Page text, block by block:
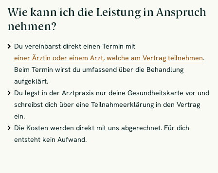
Wie kann ich die Leistung in Anspruch
nehmen?
Du vereinbarst direkt einen Termin mit
einer Ärztin oder einem Arzt, welche am Vertrag teilnehmen.
Beim Termin wirst du umfassend über die Behandlung
aufgeklärt.
Du legst in der Arztpraxis nur deine Gesundheitskarte vor und
schreibst dich über eine Teilnahmeerklärung in den Vertrag
ein.
Die Kosten werden direkt mit uns abgerechnet. Für dich
entsteht kein Aufwand.